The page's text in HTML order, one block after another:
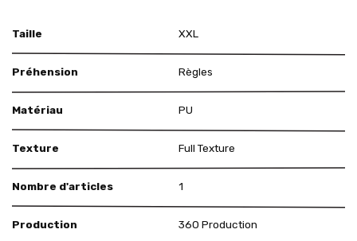
Taille XXL
Préhension Règles
Matériau PU
Texture Full Texture
Nombre d'articles 1
Production 360 Production